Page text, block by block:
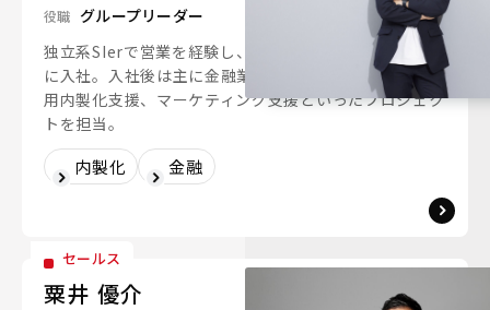
役職 グループリーダー
独立系SIerで営業を経験し、2023年にブレインパッド
に入社。入社後は主に金融業界のデータ分析やデータ活
用内製化支援、マーケティング支援といったプロジェク
トを担当。
内製化 金融
セールス
粟井 優介